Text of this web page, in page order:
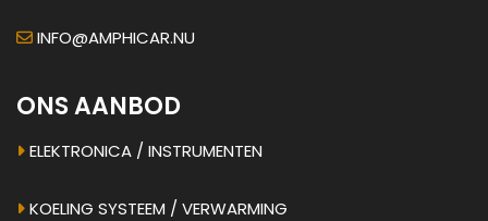
INFO@AMPHICAR.NU
ONS AANBOD
ELEKTRONICA / INSTRUMENTEN
KOELING SYSTEEM / VERWARMING